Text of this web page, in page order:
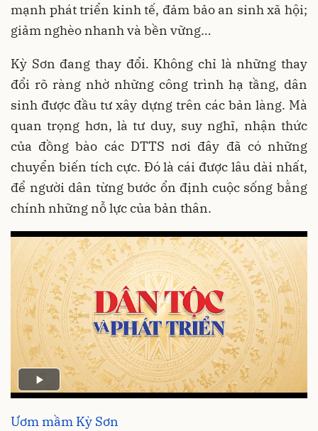
mạnh phát triển kinh tế, đảm bảo an sinh xã hội;
giảm nghèo nhanh và bền vững…
Kỳ Sơn đang thay đổi. Không chỉ là những thay
đổi rõ ràng nhờ những công trình hạ tầng, dân
sinh được đầu tư xây dựng trên các bản làng. Mà
quan trọng hơn, là tư duy, suy nghĩ, nhận thức
của đồng bào các DTTS nơi đây đã có những
chuyển biến tích cực. Đó là cái được lâu dài nhất,
để người dân từng bước ổn định cuộc sống bằng
chính những nỗ lực của bản thân.
Ươm mầm Kỳ Sơn